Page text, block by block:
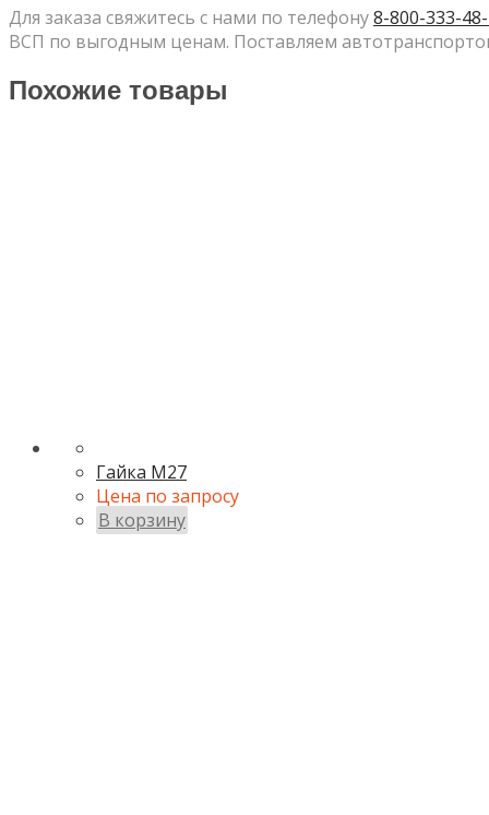
Для заказа свяжитесь с нами по телефону8-800-333-
ВСП по выгодным ценам. Поставляем
Похожие товары
Гайка М27
Цена по запросу
В корзину